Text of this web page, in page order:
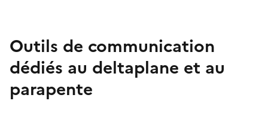
Outils de communication
dédiés au deltaplane et au
parapente